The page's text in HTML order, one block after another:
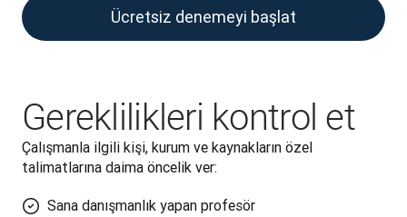
Ücretsiz denemeyi başlat
Gereklilikleri kontrol et
Çalışmanla ilgili kişi, kurum ve kaynakların özel
talimatlarına daima öncelik ver:
Sana danışmanlık yapan profesör